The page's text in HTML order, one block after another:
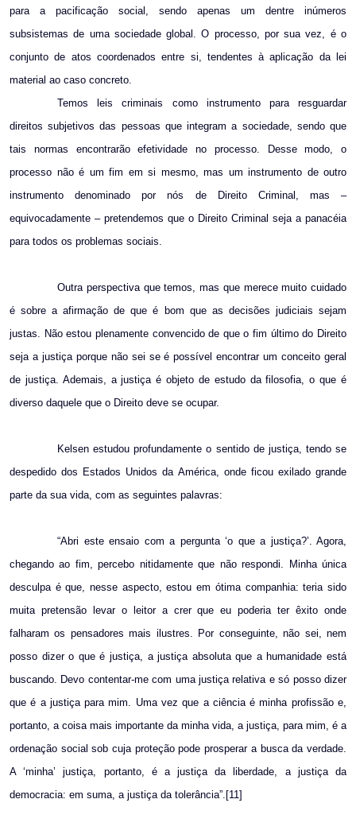
para a pacificação social, sendo apenas um dentre inúmeros
subsistemas de uma sociedade global. O processo, por sua vez, é o
conjunto de atos coordenados entre si, tendentes à aplicação da lei
material ao caso concreto.
Temos leis criminais como instrumento para resguardar
direitos subjetivos das pessoas que integram a sociedade, sendo que
tais normas encontrarão efetividade no processo. Desse modo, o
processo não é um fim em si mesmo, mas um instrumento de outro
instrumento denominado por nós de Direito Criminal, mas –
equivocadamente – pretendemos que o Direito Criminal seja a panacéia
para todos os problemas sociais.
Outra perspectiva que temos, mas que merece muito cuidado
é sobre a afirmação de que é bom que as decisões judiciais sejam
justas. Não estou plenamente convencido de que o fim último do Direito
seja a justiça porque não sei se é possível encontrar um conceito geral
de justiça. Ademais, a justiça é objeto de estudo da filosofia, o que é
diverso daquele que o Direito deve se ocupar.
Kelsen estudou profundamente o sentido de justiça, tendo se
despedido dos Estados Unidos da América, onde ficou exilado grande
parte da sua vida, com as seguintes palavras:
“Abri este ensaio com a pergunta ‘o que a justiça?’. Agora,
chegando ao fim, percebo nitidamente que não respondi. Minha única
desculpa é que, nesse aspecto, estou em ótima companhia: teria sido
muita pretensão levar o leitor a crer que eu poderia ter êxito onde
falharam os pensadores mais ilustres. Por conseguinte, não sei, nem
posso dizer o que é justiça, a justiça absoluta que a humanidade está
buscando. Devo contentar-me com uma justiça relativa e só posso dizer
que é a justiça para mim. Uma vez que a ciência é minha profissão e,
portanto, a coisa mais importante da minha vida, a justiça, para mim, é a
ordenação social sob cuja proteção pode prosperar a busca da verdade.
A ‘minha’ justiça, portanto, é a justiça da liberdade, a justiça da
democracia: em suma, a justiça da tolerância”.[11]